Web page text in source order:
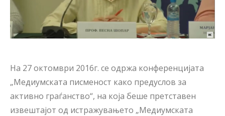
На 27 октомври 2016г. се одржа конференцијата
„Медиумската писменост како предуслов за
активно граѓанство“, на која беше претставен
извештајот од истражувањето „Медиумската